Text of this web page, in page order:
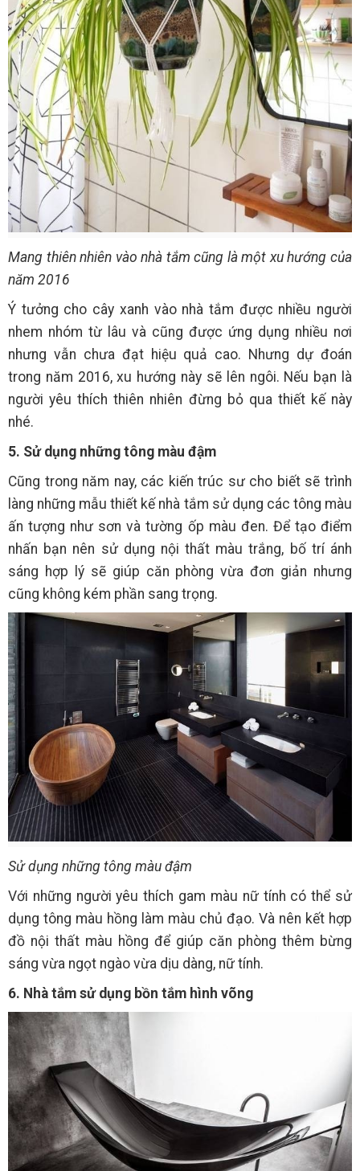
Mang thiên nhiên vào nhà tắm cũng là một xu hướng của
năm 2016
Ý tưởng cho cây xanh vào nhà tắm được nhiều người
nhem nhóm từ lâu và cũng được ứng dụng nhiều nơi
nhưng vẫn chưa đạt hiệu quả cao. Nhưng dự đoán
trong năm 2016, xu hướng này sẽ lên ngôi. Nếu bạn là
người yêu thích thiên nhiên đừng bỏ qua thiết kế này
nhé.
5. Sử dụng những tông màu đậm
Cũng trong năm nay, các kiến trúc sư cho biết sẽ trình
làng những mẫu thiết kế nhà tắm sử dụng các tông màu
ấn tượng như sơn và tường ốp màu đen. Để tạo điểm
nhấn bạn nên sử dụng nội thất màu trắng, bố trí ánh
sáng hợp lý sẽ giúp căn phòng vừa đơn giản nhưng
cũng không kém phần sang trọng.
Sử dụng những tông màu đậm
Với những người yêu thích gam màu nữ tính có thể sử
dụng tông màu hồng làm màu chủ đạo. Và nên kết hợp
đồ nội thất màu hồng để giúp căn phòng thêm bừng
sáng vừa ngọt ngào vừa dịu dàng, nữ tính.
6. Nhà tắm sử dụng bồn tắm hình võng